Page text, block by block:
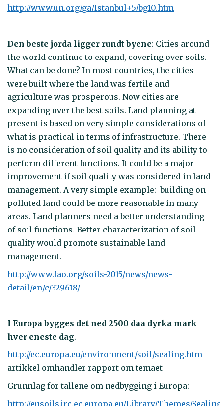
http://www.un.org/ga/Istanbul+5/bg10.htm
Den beste jorda ligger rundt byene: Cities around
the world continue to expand, covering over soils.
What can be done? In most countries, the cities
were built where the land was fertile and
agriculture was prosperous. Now cities are
expanding over the best soils. Land planning at
present is based on very simple considerations of
what is practical in terms of infrastructure. There
is no consideration of soil quality and its ability to
perform different functions. It could be a major
improvement if soil quality was considered in land
management. A very simple example: building on
polluted land could be more reasonable in many
areas. Land planners need a better understanding
of soil functions. Better characterization of soil
quality would promote sustainable land
management.
http://www.fao.org/soils-2015/news/news-
detail/en/c/329618/
I Europa bygges det ned 2500 daa dyrka mark
hver eneste dag.
http://ec.europa.eu/environment/soil/sealing.htm
artikkel omhandler rapport om temaet
Grunnlag for tallene om nedbygging i Europa:
http://eusoils.jrc.ec.europa.eu/Library/Themes/